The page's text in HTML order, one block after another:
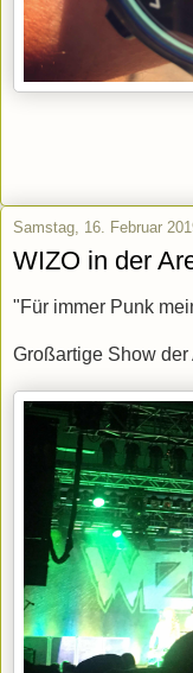
Samstag, 16. Februar
WIZO in der
"Für immer Punk
Großartige Show der